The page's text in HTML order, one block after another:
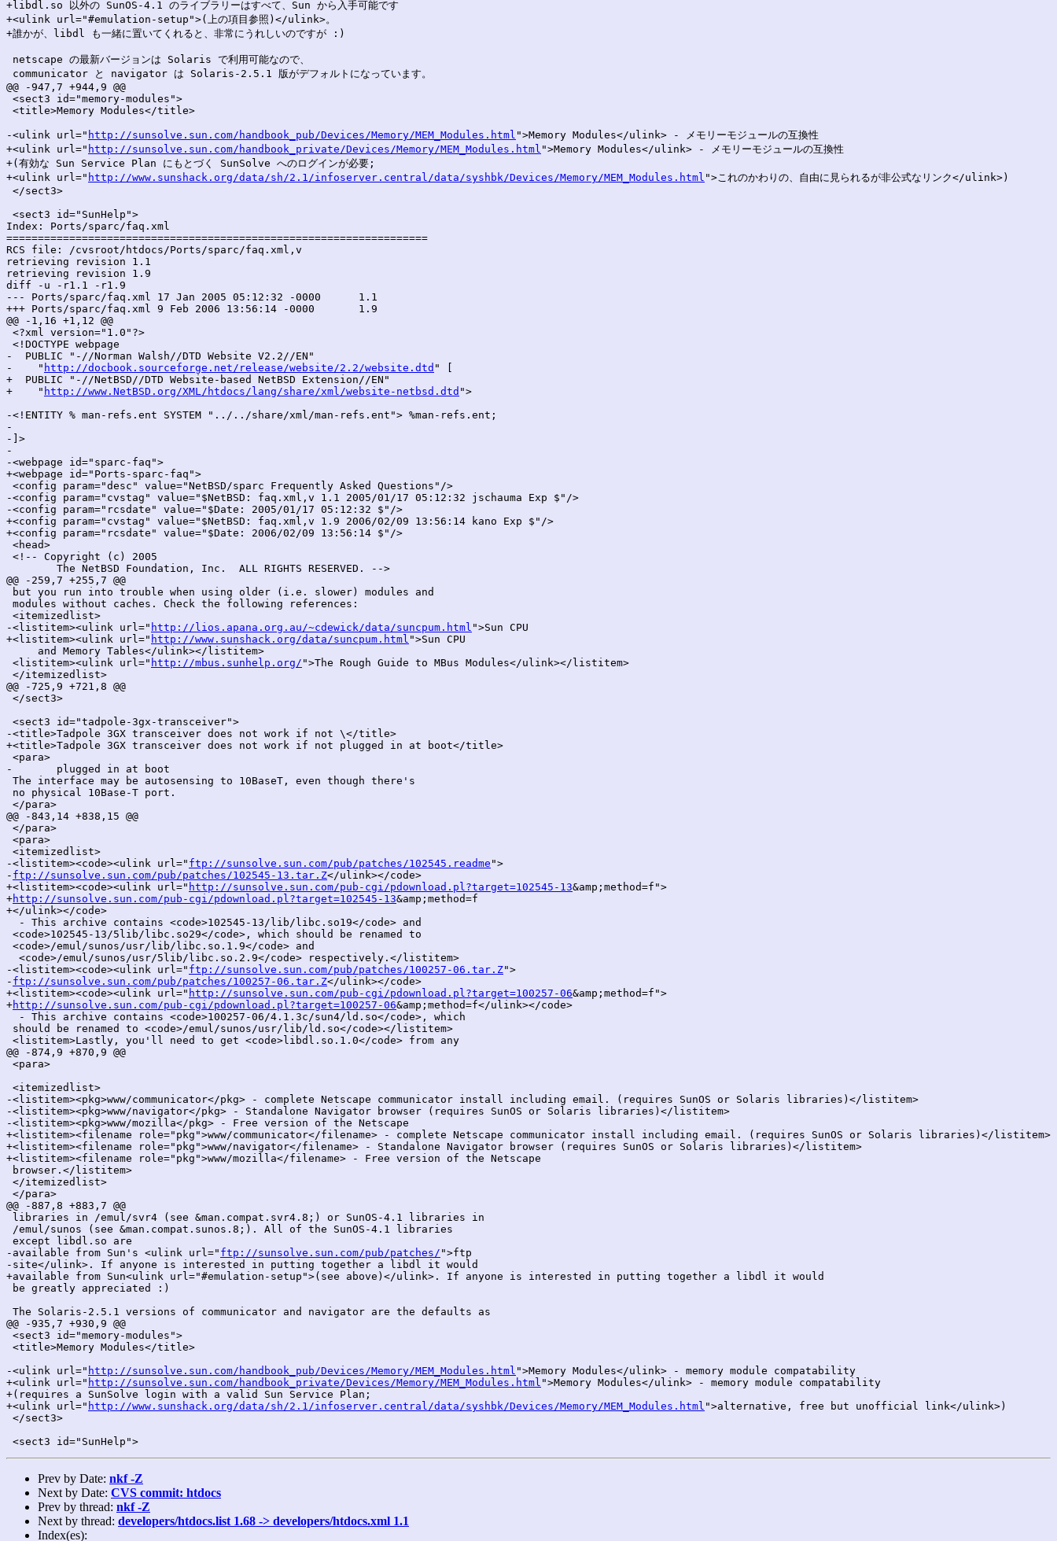
+libdl.so 以外の SunOS-4.1 のライブラリーはすべて、Sun から入手可能です
+<ulink url="#emulation-setup">(上の項目参照)</ulink>。
+誰かが、libdl も一緒に置いてくれると、非常にうれしいのですが :)
netscape の最新バージョンは Solaris で利用可能なので、
communicator と navigator は Solaris-2.5.1 版がデフォルトになっています。
@@ -947,7 +944,9 @@
<sect3 id="memory-modules">
<title>Memory Modules</title>
-<ulink url=" http://sunsolve.sun.com/handbook_pub/Devices/Memory/MEM_Modules.html ">Memory Modules</ulink> - メモリーモジュールの互換性
+<ulink url=" http://sunsolve.sun.com/handbook_private/Devices/Memory/MEM_Modules.html ">Memory Modules</ulink> - メモリーモジュールの互換性
+(有効な Sun Service Plan にもとづく SunSolve へのログインが必要;
+<ulink url=" http://www.sunshack.org/data/sh/2.1/infoserver.central/data/syshbk/Devices/Memory/MEM_Modules.html ">これのかわりの、自由に見られるが非公式なリンク</ulink>)
</sect3>
<sect3 id="SunHelp">
Index: Ports/sparc/faq.xml
===================================================================
RCS file: /cvsroot/htdocs/Ports/sparc/faq.xml,v
retrieving revision 1.1
retrieving revision 1.9
diff -u -r1.1 -r1.9
--- Ports/sparc/faq.xml	17 Jan 2005 05:12:32 -0000	1.1
+++ Ports/sparc/faq.xml	9 Feb 2006 13:56:14 -0000	1.9
@@ -1,16 +1,12 @@
<?xml version="1.0"?>
<!DOCTYPE webpage
-  PUBLIC "-//Norman Walsh//DTD Website V2.2//EN"
-    " http://docbook.sourceforge.net/release/website/2.2/website.dtd " [
+  PUBLIC "-//NetBSD//DTD Website-based NetBSD Extension//EN"
+    " http://www.NetBSD.org/XML/htdocs/lang/share/xml/website-netbsd.dtd ">
-<!ENTITY % man-refs.ent SYSTEM "../../share/xml/man-refs.ent"> %man-refs.ent;
-
-]>
-
-<webpage id="sparc-faq">
+<webpage id="Ports-sparc-faq">
<config param="desc" value="NetBSD/sparc Frequently Asked Questions"/>
-<config param="cvstag" value="$NetBSD: faq.xml,v 1.1 2005/01/17 05:12:32 jschauma Exp $"/>
-<config param="rcsdate" value="$Date: 2005/01/17 05:12:32 $"/>
+<config param="cvstag" value="$NetBSD: faq.xml,v 1.9 2006/02/09 13:56:14 kano Exp $"/>
+<config param="rcsdate" value="$Date: 2006/02/09 13:56:14 $"/>
<head>
<!-- Copyright (c) 2005
@@ -259,7 +255,7 @@
but you run into trouble when using older (i.e. slower) modules and
modules without caches. Check the following references:
<itemizedlist>
-<listitem><ulink url=" http://lios.apana.org.au/~cdewick/data/suncpum.html ">Sun CPU
+<listitem><ulink url=" http://www.sunshack.org/data/suncpum.html ">Sun CPU
     and Memory Tables</ulink></listitem>
<listitem><ulink url=" http://mbus.sunhelp.org/ ">The Rough Guide to MBus Modules</ulink></listitem>
</itemizedlist>
@@ -725,9 +721,8 @@
</sect3>
<sect3 id="tadpole-3gx-transceiver">
-<title>Tadpole 3GX transceiver does not work if not \</title>
+<title>Tadpole 3GX transceiver does not work if not plugged in at boot</title>
<para>
-	plugged in at boot
The interface may be autosensing to 10BaseT, even though there's
no physical 10Base-T port.
</para>
@@ -843,14 +838,15 @@
</para>
<para>
<itemizedlist>
-<listitem><code><ulink url=" ftp://sunsolve.sun.com/pub/patches/102545.readme ">
- ftp://sunsolve.sun.com/pub/patches/102545-13.tar.Z</ulink></code>
+<listitem><code><ulink url=" http://sunsolve.sun.com/pub-cgi/pdownload.pl?target=102545-13&amp;method=f">
+http://sunsolve.sun.com/pub-cgi/pdownload.pl?target=102545-13&amp;method=f
+</ulink></code>
  - This archive contains <code>102545-13/lib/libc.so19</code> and
<code>102545-13/5lib/libc.so29</code>, which should be renamed to
<code>/emul/sunos/usr/lib/libc.so.1.9</code> and
  <code>/emul/sunos/usr/5lib/libc.so.2.9</code> respectively.</listitem>
-<listitem><code><ulink url=" ftp://sunsolve.sun.com/pub/patches/100257-06.tar.Z">
- ftp://sunsolve.sun.com/pub/patches/100257-06.tar.Z</ulink></code>
+<listitem><code><ulink url=" http://sunsolve.sun.com/pub-cgi/pdownload.pl?target=100257-06&amp;method=f">
+http://sunsolve.sun.com/pub-cgi/pdownload.pl?target=100257-06&amp;method=f</ulink></code>
  - This archive contains <code>100257-06/4.1.3c/sun4/ld.so</code>, which
should be renamed to <code>/emul/sunos/usr/lib/ld.so</code></listitem>
<listitem>Lastly, you'll need to get <code>libdl.so.1.0</code> from any
@@ -874,9 +870,9 @@
<para>
<itemizedlist>
-<listitem><pkg>www/communicator</pkg> - complete Netscape communicator install including email. (requires SunOS or Solaris libraries)</listitem>
-<listitem><pkg>www/navigator</pkg> - Standalone Navigator browser (requires SunOS or Solaris libraries)</listitem>
-<listitem><pkg>www/mozilla</pkg> - Free version of the Netscape
+<listitem><filename role="pkg">www/communicator</filename> - complete Netscape communicator install including email. (requires SunOS or Solaris libraries)</listitem>
+<listitem><filename role="pkg">www/navigator</filename> - Standalone Navigator browser (requires SunOS or Solaris libraries)</listitem>
+<listitem><filename role="pkg">www/mozilla</filename> - Free version of the Netscape
browser.</listitem>
</itemizedlist>
</para>
@@ -887,8 +883,7 @@
libraries in /emul/svr4 (see &man.compat.svr4.8;) or SunOS-4.1 libraries in
/emul/sunos (see &man.compat.sunos.8;). All of the SunOS-4.1 libraries
except libdl.so are
-available from Sun's <ulink url=" ftp://sunsolve.sun.com/pub/patches/ ">ftp
-site</ulink>. If anyone is interested in putting together a libdl it would
+available from Sun<ulink url="#emulation-setup">(see above)</ulink>. If anyone is interested in putting together a libdl it would
be greatly appreciated :)
The Solaris-2.5.1 versions of communicator and navigator are the defaults as
@@ -935,7 +930,9 @@
<sect3 id="memory-modules">
<title>Memory Modules</title>
-<ulink url=" http://sunsolve.sun.com/handbook_pub/Devices/Memory/MEM_Modules.html ">Memory Modules</ulink> - memory module compatability
+<ulink url=" http://sunsolve.sun.com/handbook_private/Devices/Memory/MEM_Modules.html ">Memory Modules</ulink> - memory module compatability
+(requires a SunSolve login with a valid Sun Service Plan;
+<ulink url=" http://www.sunshack.org/data/sh/2.1/infoserver.central/data/syshbk/Devices/Memory/MEM_Modules.html ">alternative, free but unofficial link</ulink>)
</sect3>
Prev by Date: nkf -Z
Next by Date: CVS commit: htdocs
Prev by thread: nkf -Z
Next by thread: developers/htdocs.list 1.68 -> developers/htdocs.xml 1.1
Index(es):